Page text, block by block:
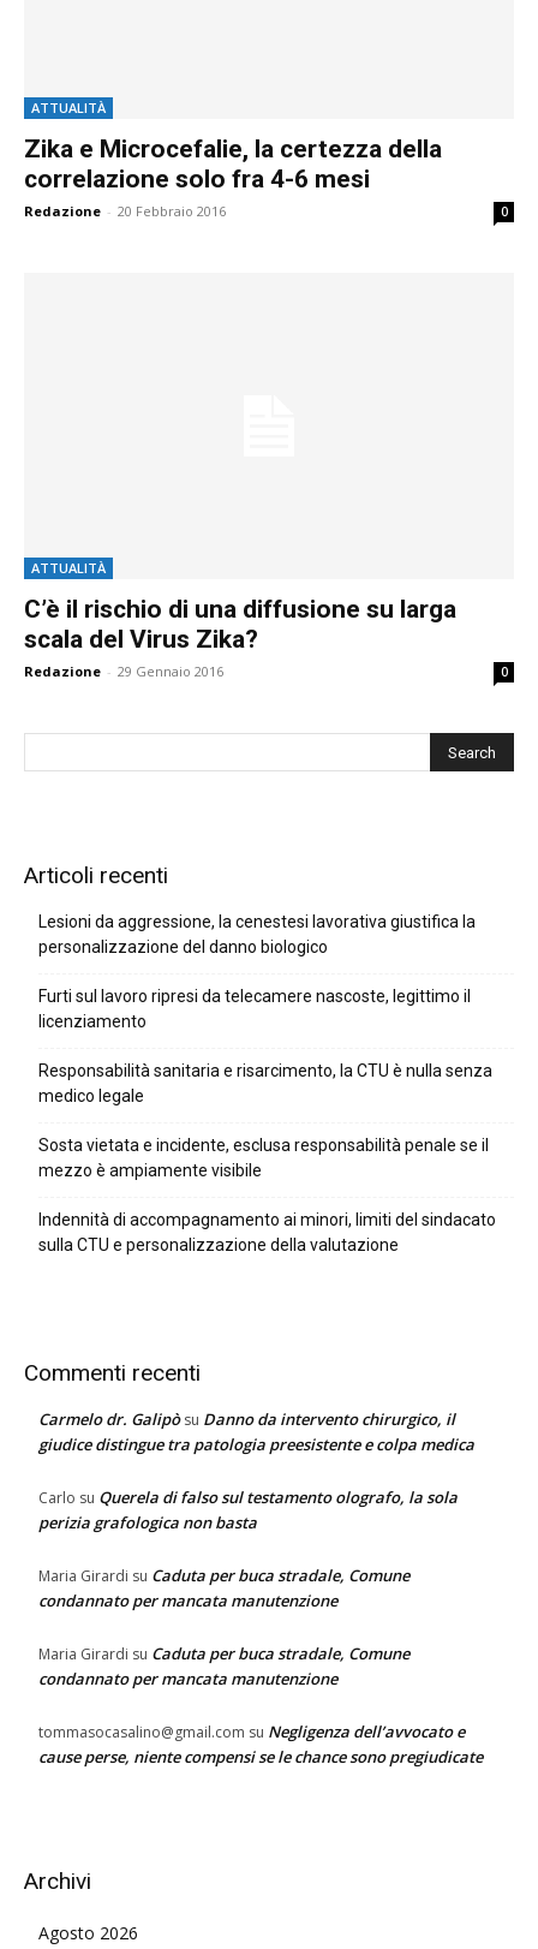
ATTUALITÀ
Zika e Microcefalie, la certezza della
correlazione solo fra 4-6 mesi
Redazione - 20 Febbraio 2016 0
ATTUALITÀ
C’è il rischio di una diffusione su larga
scala del Virus Zika?
Redazione - 29 Gennaio 2016 0
Articoli recenti
Lesioni da aggressione, la cenestesi lavorativa giustifica la
personalizzazione del danno biologico
Furti sul lavoro ripresi da telecamere nascoste, legittimo il
licenziamento
Responsabilità sanitaria e risarcimento, la CTU è nulla senza
medico legale
Sosta vietata e incidente, esclusa responsabilità penale se il
mezzo è ampiamente visibile
Indennità di accompagnamento ai minori, limiti del sindacato
sulla CTU e personalizzazione della valutazione
Commenti recenti
Carmelo dr. Galipòsu Danno da intervento chirurgico, il
giudice distingue tra patologia preesistente e colpa medica
Carlo su Querela di falso sul testamento olografo, la sola
perizia grafologica non basta
Maria Girardi su Caduta per buca stradale, Comune
condannato per mancata manutenzione
Maria Girardi su Caduta per buca stradale, Comune
condannato per mancata manutenzione
tommasocasalino@gmail.com su Negligenza dell’avvocato e
cause perse, niente compensi se le chance sono pregiudicate
Archivi
Agosto 2026